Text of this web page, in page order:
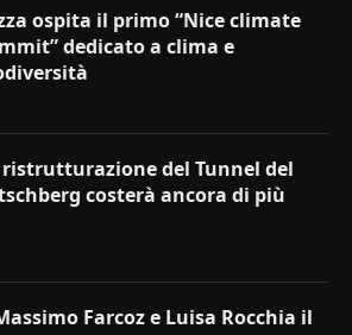
ospita il primo “Nice climate
dedicato a clima e
ristrutturazione del Tunnel del
costerà ancora di più
Farcoz e Luisa Rocchia il